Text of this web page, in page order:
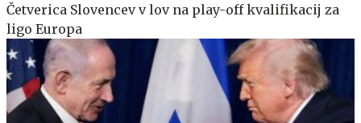
Četverica Slovencev v lov na play-off kvalifikacij za
ligo Europa